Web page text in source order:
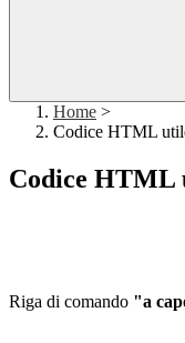
Home >
Codice HTML
Codice HTML
Riga di comando "a